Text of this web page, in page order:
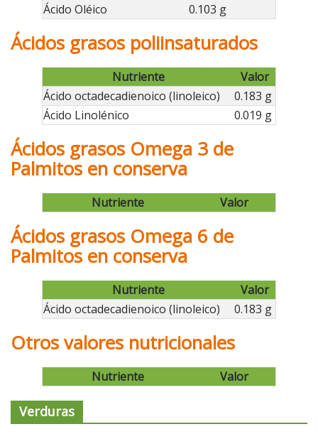
Ácido Oléico
0.103 g
Ácidos grasos poliinsaturados
Nutriente
Valor
Ácido octadecadienoico (linoleico)
0.183 g
Ácido Linolénico
0.019 g
Ácidos grasos Omega 3 de
Palmitos en conserva
Nutriente Valor
Ácidos grasos Omega 6 de
Palmitos en conserva
Nutriente
Valor
Ácido octadecadienoico (linoleico)
0.183 g
Otros valores nutricionales
Nutriente Valor
Verduras